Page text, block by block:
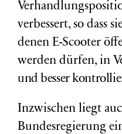
verbessert, so dass
denen E-Scooter
werden dürfen, in
und besser
Inzwischen liegt
Bundesregierung